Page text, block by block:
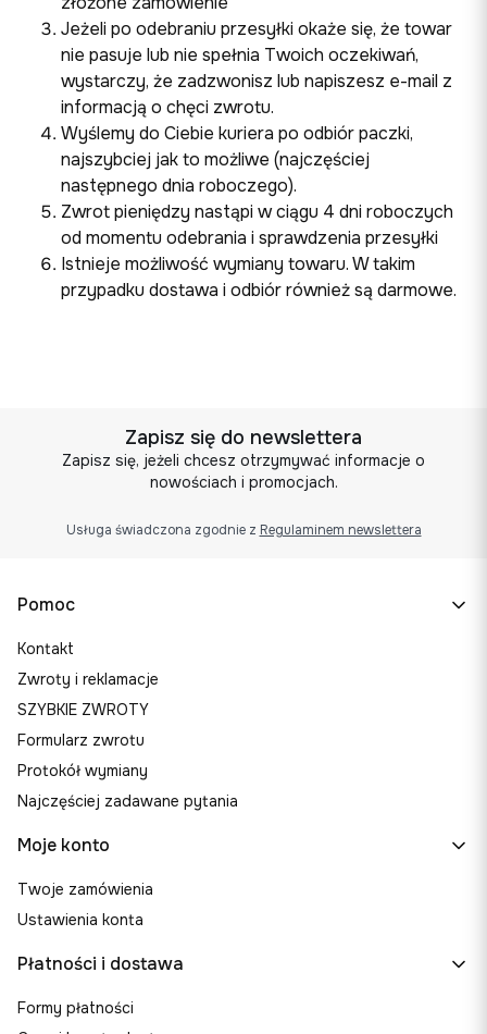
Jeżeli po odebraniu przesyłki okaże się, że towar
nie pasuje lub nie spełnia Twoich oczekiwań,
wystarczy, że zadzwonisz lub napiszesz e-mail z
informacją o chęci zwrotu.
Wyślemy do Ciebie kuriera po odbiór paczki,
najszybciej jak to możliwe (najczęściej
następnego dnia roboczego).
Zwrot pieniędzy nastąpi w ciągu 4 dni roboczych
od momentu odebrania i sprawdzenia przesyłki
Istnieje możliwość wymiany towaru. W takim
przypadku dostawa i odbiór również są darmowe.
Zapisz się do newslettera
Zapisz się, jeżeli chcesz otrzymywać informacje o
nowościach i promocjach.
Usługa świadczona zgodnie z Regulaminem newslettera
Linki w stopce
Pomoc
Kontakt
Zwroty i reklamacje
SZYBKIE ZWROTY
Formularz zwrotu
Protokół wymiany
Najczęściej zadawane pytania
Moje konto
Twoje zamówienia
Ustawienia konta
Płatności i dostawa
Formy płatności